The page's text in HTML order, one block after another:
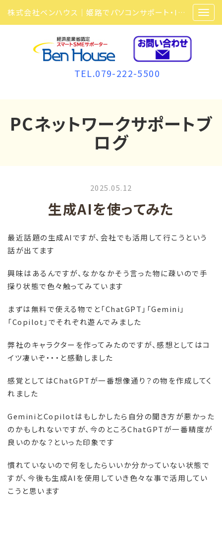
株式会社ベンハウス｜姫路でパソコンサポート・ITサポート・ITセキュリティ・複合機・ビジネスフォンなら弊社にお任せ
TEL.079-222-5500
PCネットワークサポートブ
ログ
2025.05.12
生成AIを使ってみた
最近話題の生成AIですが、会社でも活用して行こうという
話が出てます
興味はあるんですが、なかなかそう言った物に疎いので手
探り状態で色々触ってみています
まずは無料で使える物でと「ChatGPT 」「Gemini 」
「Copilot 」でそれぞれ遊んでみました
弊社のキャラクターを作ってみたのですが、感想としてはコ
イツ凄いぞ・・・と感動しました
感覚としてはChatGPTが一番想像通り？の物を作成してく
れました
Gemini とCopilotはもしかしたら自分の聞き方が悪かった
のかもしれないですが、今のところChatGPTが一番精度が
良いのかな？といった印象です
慣れていないので何をしたらいいか分かっていない状態で
すが、今後も生成AIを使用していき色々な事で活用してい
こうと思います